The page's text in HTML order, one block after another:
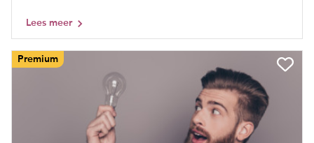
Lees meer
Premium